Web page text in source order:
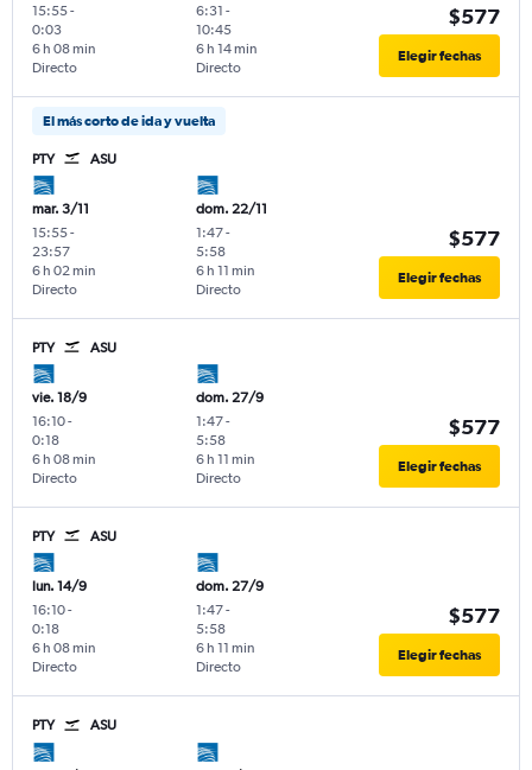
15:55-
0:03
Directo
6 h 08 min
6:31 -
10:45
Directo
6 h 14 min
$577
Elegir fechas
El más corto de ida y vuelta
PTY ASU
mar. 3/11
15:55-
23:57
Directo
6 h 02 min
dom. 22/11
1:47-
5:58
Directo
6 h 11 min
$577
Elegir fechas
PTY ASU
vie. 18/9
16:10-
0:18
Directo
6 h 08 min
dom. 27/9
1:47-
5:58
Directo
6 h 11 min
$577
Elegir fechas
PTY ASU
lun. 14/9
16:10-
0:18
Directo
6 h 08 min
dom. 27/9
1:47-
5:58
Directo
6 h 11 min
$577
Elegir fechas
PTY ASU